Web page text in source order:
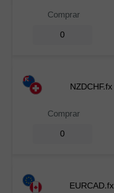
Comprar
0
NZDCHF.fx
Comprar
0
EURCAD.fx